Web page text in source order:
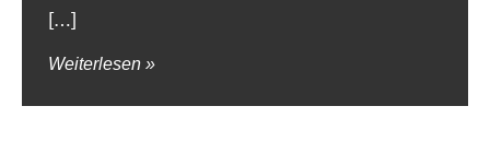
[…]
Weiterlesen